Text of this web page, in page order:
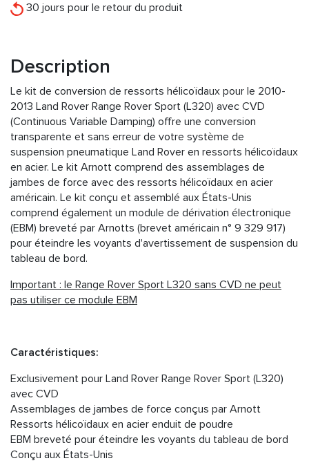
30 jours pour le retour du produit
Description
Le kit de conversion de ressorts hélicoïdaux pour le 2010-
2013 Land Rover Range Rover Sport (L320) avec CVD
(Continuous Variable Damping) offre une conversion
transparente et sans erreur de votre système de
suspension pneumatique Land Rover en ressorts hélicoïdaux
en acier. Le kit Arnott comprend des assemblages de
jambes de force avec des ressorts hélicoïdaux en acier
américain. Le kit conçu et assemblé aux États-Unis
comprend également un module de dérivation électronique
(EBM) breveté par Arnotts (brevet américain n° 9 329 917)
pour éteindre les voyants d'avertissement de suspension du
tableau de bord.
Important : le Range Rover Sport L320 sans CVD ne peut
pas utiliser ce module EBM
Caractéristiques:
Exclusivement pour Land Rover Range Rover Sport (L320)
avec CVD
Assemblages de jambes de force conçus par Arnott
Ressorts hélicoïdaux en acier enduit de poudre
EBM breveté pour éteindre les voyants du tableau de bord
Conçu aux États-Unis